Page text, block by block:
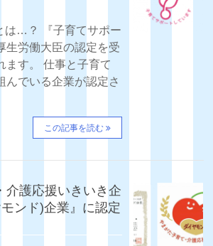
は…？ 『子育てサポー
生労働大臣の認定を受
ます。 仕事と子育て
んでいる企業が認定さ
この記事を読む
介護応援いきいき企
ンド)企業』に認定